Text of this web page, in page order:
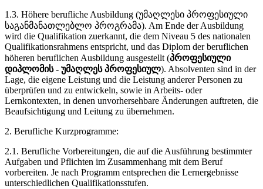
1.3. Höhere berufliche Ausbildung (უმაღლესი პროფესიული
საგანმანათლებლო პროგრამა). Am Ende der Ausbildung
wird die Qualifikation zuerkannt, die dem Niveau 5 des nationalen
Qualifikationsrahmens entspricht, und das Diplom der beruflichen
höheren beruflichen Ausbildung ausgestellt (პროფესიული
დიპლომის - უმაღლეს პროფესიულ). Absolventen sind in der
Lage, die eigene Leistung und die Leistung anderer Personen zu
überprüfen und zu entwickeln, sowie in Arbeits- oder
Lernkontexten, in denen unvorhersehbare Änderungen auftreten, die
Beaufsichtigung und Leitung zu übernehmen.
2. Berufliche Kurzprogramme:
2.1. Berufliche Vorbereitungen, die auf die Ausführung bestimmter
Aufgaben und Pflichten im Zusammenhang mit dem Beruf
vorbereiten. Je nach Programm entsprechen die Lernergebnisse
unterschiedlichen Qualifikationsstufen.